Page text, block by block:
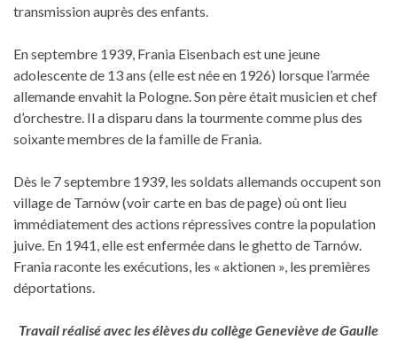
transmission auprès des enfants.
En septembre 1939, Frania Eisenbach est une jeune
adolescente de 13 ans (elle est née en 1926) lorsque l’armée
allemande envahit la Pologne. Son père était musicien et chef
d’orchestre. Il a disparu dans la tourmente comme plus des
soixante membres de la famille de Frania.
Dès le 7 septembre 1939, les soldats allemands occupent son
village de Tarnów (voir carte en bas de page) où ont lieu
immédiatement des actions répressives contre la population
juive. En 1941, elle est enfermée dans le ghetto de Tarnów.
Frania raconte les exécutions, les « aktionen », les premières
déportations.
Travail réalisé avec les élèves du collège Geneviève de Gaulle